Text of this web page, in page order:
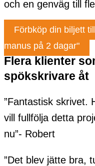
och en genväg till
Förbköp din biljett
manus på 2 dagar"
Flera klienter
spökskrivare åt
”Fantastisk skrivet.
vill fullfölja detta
nu”- Robert
”Det blev jätte bra,